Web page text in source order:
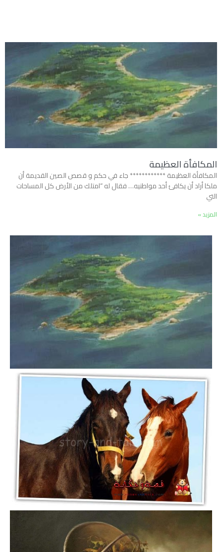
المكافأة العظيمة
المكافأة العظيمة ************ جاء في حكم و قصص الصين القديمة أن
ملكا أراد أن يكافئ أحد مواطنيه… فقال له “امتلك من الأرض كل المساحات
التي
المزيد »